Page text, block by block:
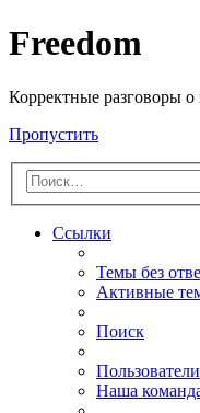
Freedom
Корректные разговоры
Пропустить
Ссылки
Темы без
Активные
Поиск
Пользователи
Наша